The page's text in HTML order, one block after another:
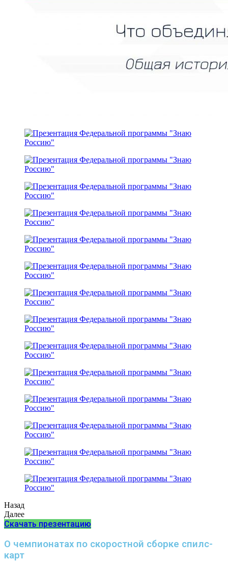
Назад
Далее
Скачать презентацию
О чемпионатах по скоростной сборке спилс-
карт